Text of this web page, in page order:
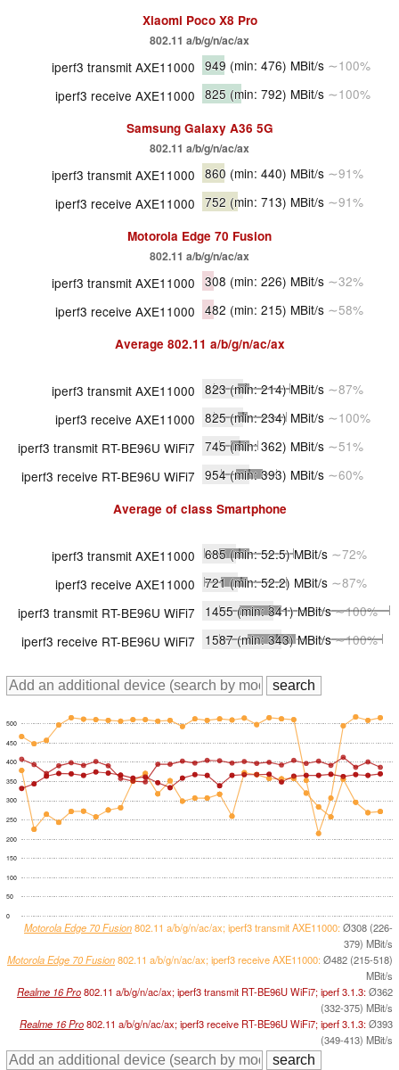
Xiaomi Poco X8 Pro
802.11 a/b/g/n/ac/ax
iperf3 transmit AXE11000 949 (min: 476) MBit/s ∼100%
iperf3 receive AXE11000 825 (min: 792) MBit/s ∼100%
Samsung Galaxy A36 5G
802.11 a/b/g/n/ac/ax
iperf3 transmit AXE11000 860 (min: 440) MBit/s ∼91%
iperf3 receive AXE11000 752 (min: 713) MBit/s ∼91%
Motorola Edge 70 Fusion
802.11 a/b/g/n/ac/ax
iperf3 transmit AXE11000 308 (min: 226) MBit/s ∼32%
iperf3 receive AXE11000 482 (min: 215) MBit/s ∼58%
Average 802.11 a/b/g/n/ac/ax
iperf3 transmit AXE11000 823(min: 214)MBit/s ∼87%
iperf3 receive AXE11000 825(min: 234) MBit/s ∼100%
iperf3 transmit RT-BE96U WiFi7 745(min: 362) MBit/s ∼51%
iperf3 receive RT-BE96U WiFi7 954(min: 393) MBit/s ∼60%
Average of class Smartphone
iperf3 transmit AXE11000 685(min: 52.5)MBit/s ∼72%
iperf3 receive AXE11000 721(min: 52.2) MBit/s ∼87%
iperf3 transmit RT-BE96U WiFi7
1455(min: 341)MBit/s∼100%
iperf3 receive RT-BE96U WiFi7
1587(min: 343)MBit/s∼100%
0
50
100
150
200
250
300
350
400
450
500
Motorola Edge 70 Fusion802.11 a/b/g/n/ac/ax; iperf3 transmit AXE11000:Ø308 (226-
379) MBit/s
Motorola Edge 70 Fusion802.11 a/b/g/n/ac/ax; iperf3 receive AXE11000:Ø482 (215-518)
MBit/s
Realme 16 Pro802.11 a/b/g/n/ac/ax; iperf3 transmit RT-BE96U WiFi7; iperf 3.1.3:Ø362
(332-375) MBit/s
Realme 16 Pro802.11 a/b/g/n/ac/ax; iperf3 receive RT-BE96U WiFi7; iperf 3.1.3:Ø393
(349-413) MBit/s